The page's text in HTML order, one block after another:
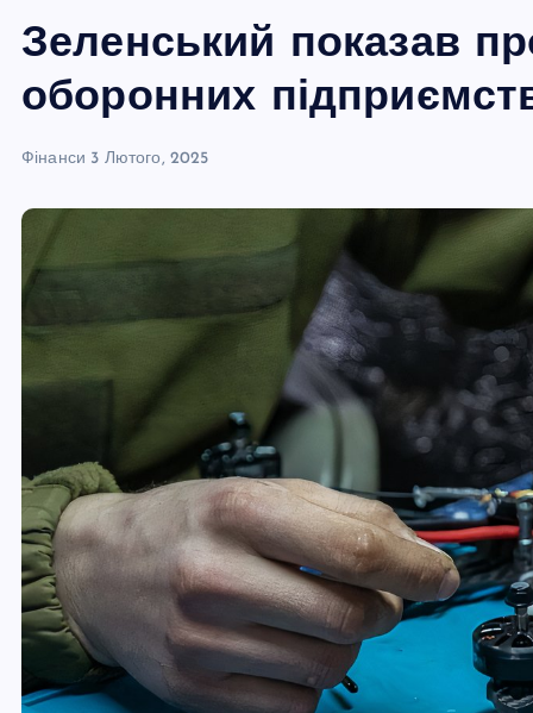
Зеленський показав
оборонних
Фінанси 3 Лютого, 2025